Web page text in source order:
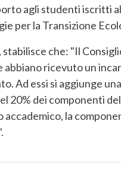
agli studenti iscritti
per la Transizione
che: "Il
ricevuto un
Ad essi si aggiunge
20% dei componenti
la